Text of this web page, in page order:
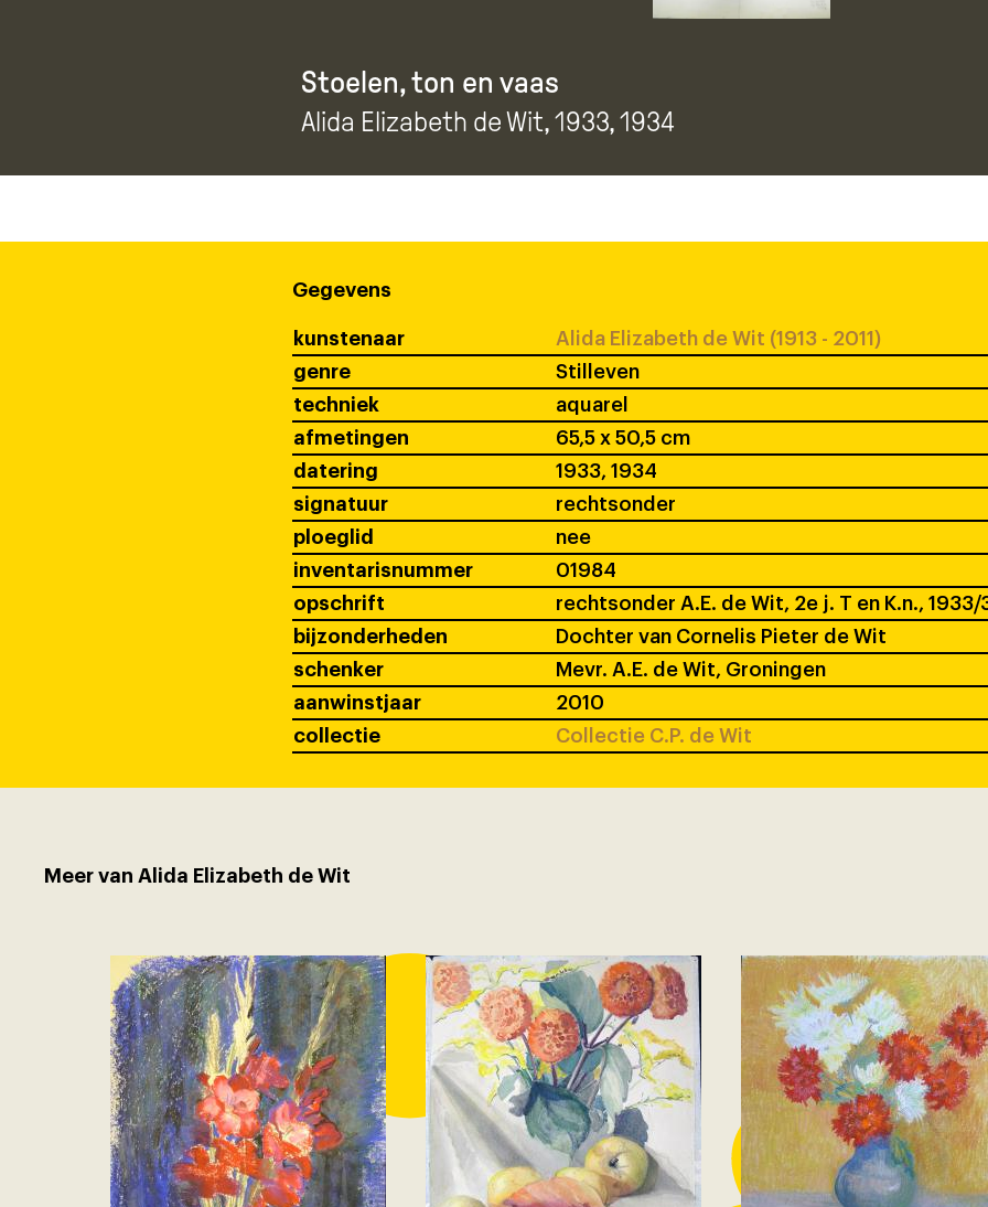
Stoelen, ton en vaas
Alida Elizabeth de Wit, 1933, 1934
Gegevens
kunstenaar
Alida Elizabeth de Wit (1913 - 2011)
genre
Stilleven
techniek
aquarel
afmetingen
65,5 x 50,5 cm
datering
1933, 1934
signatuur
rechtsonder
ploeglid
nee
inventarisnummer
01984
opschrift
rechtsonder A.E. de Wit, 2e j. T en K.n., 1933/
bijzonderheden
Dochter van Cornelis Pieter de Wit
schenker
Mevr. A.E. de Wit, Groningen
aanwinstjaar
2010
collectie
Collectie C.P. de Wit
Meer van Alida Elizabeth de Wit